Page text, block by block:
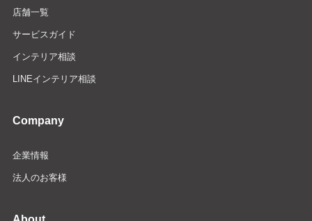
店舗一覧
サービスガイド
インテリア相談
LINEインテリア相談
Company
企業情報
法人のお客様